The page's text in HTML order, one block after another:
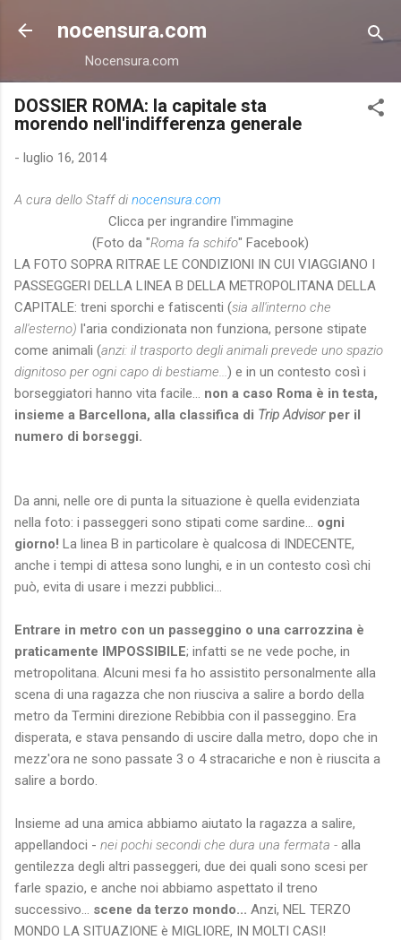
Passa ai contenuti principali
nocensura.com
Nocensura.com
DOSSIER ROMA: la capitale sta
morendo nell'indifferenza generale
- luglio 16, 2014
A cura dello Staff di nocensura.com
Clicca per ingrandire l'immagine
(Foto da "Roma fa schifo" Facebook)
LA FOTO SOPRA RITRAE LE CONDIZIONI IN CUI VIAGGIANO I
PASSEGGERI DELLA LINEA B DELLA METROPOLITANA DELLA
CAPITALE: treni sporchi e fatiscenti (sia all'interno che
all'esterno) l'aria condizionata non funziona, persone stipate
come animali (anzi: il trasporto degli animali prevede uno spazio
dignitoso per ogni capo di bestiame... ) e in un contesto così i
borseggiatori hanno vita facile... non a caso Roma è in testa,
insieme a Barcellona, alla classifica di Trip Advisor per il
numero di borseggi.
Da anni, nelle ore di punta la situazione è quella evidenziata
nella foto: i passeggeri sono stipati come sardine... ogni
giorno! La linea B in particolare è qualcosa di INDECENTE,
anche i tempi di attesa sono lunghi, e in un contesto così chi
può, evita di usare i mezzi pubblici...
Entrare in metro con un passeggino o una carrozzina è
praticamente IMPOSSIBILE; infatti se ne vede poche, in
metropolitana. Alcuni mesi fa ho assistito personalmente alla
scena di una ragazza che non riusciva a salire a bordo della
metro da Termini direzione Rebibbia con il passeggino. Era
disperata, e stava pensando di uscire dalla metro, dopo che in
mezz'ora ne sono passate 3 o 4 stracariche e non è riuscita a
salire a bordo.
Insieme ad una amica abbiamo aiutato la ragazza a salire,
appellandoci - nei pochi secondi che dura una fermata - alla
gentilezza degli altri passeggeri, due dei quali sono scesi per
farle spazio, e anche noi abbiamo aspettato il treno
successivo... scene da terzo mondo... Anzi, NEL TERZO
MONDO LA SITUAZIONE è MIGLIORE, IN MOLTI CASI!